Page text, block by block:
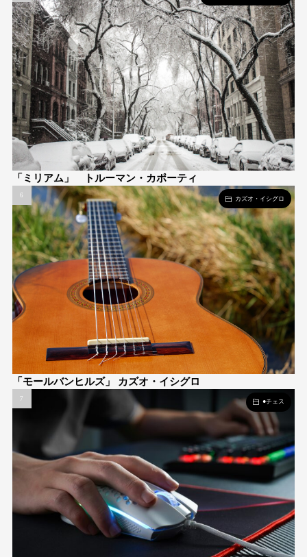
「ミリアム」 トルーマン・カポーティ
カズオ・イシグロ
「モールバンヒルズ」 カズオ・イシグロ
●チェス